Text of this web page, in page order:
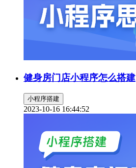
健身房门店小程序怎么搭建
小程序搭建
2023-10-16 16:44:52